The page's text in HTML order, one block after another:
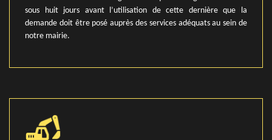
sous huit jours avant l’utilisation de cette dernière que la
demande doit être posé auprès des services adéquats au sein de
notre mairie.